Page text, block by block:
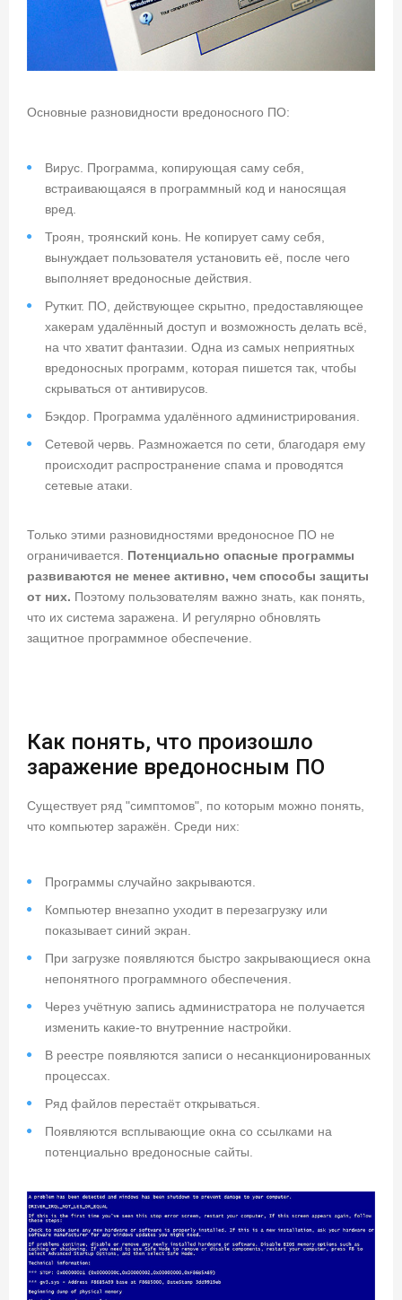
Основные разновидности вредоносного ПО:
Вирус. Программа, копирующая саму себя,
встраивающаяся в программный код и наносящая
вред.
Троян, троянский конь. Не копирует саму себя,
вынуждает пользователя установить её, после чего
выполняет вредоносные действия.
Руткит. ПО, действующее скрытно, предоставляющее
хакерам удалённый доступ и возможность делать всё,
на что хватит фантазии. Одна из самых неприятных
вредоносных программ, которая пишется так, чтобы
скрываться от антивирусов.
Бэкдор. Программа удалённого администрирования.
Сетевой червь. Размножается по сети, благодаря ему
происходит распространение спама и проводятся
сетевые атаки.
Только этими разновидностями вредоносное ПО не
ограничивается. Потенциально опасные программы
развиваются не менее активно, чем способы защиты
от них. Поэтому пользователям важно знать, как понять,
что их система заражена. И регулярно обновлять
защитное программное обеспечение.
Как понять, что произошло
заражение вредоносным ПО
Существует ряд "симптомов", по которым можно понять,
что компьютер заражён. Среди них:
Программы случайно закрываются.
Компьютер внезапно уходит в перезагрузку или
показывает синий экран.
При загрузке появляются быстро закрывающиеся окна
непонятного программного обеспечения.
Через учётную запись администратора не получается
изменить какие-то внутренние настройки.
В реестре появляются записи о несанкционированных
процессах.
Ряд файлов перестаёт открываться.
Появляются всплывающие окна со ссылками на
потенциально вредоносные сайты.